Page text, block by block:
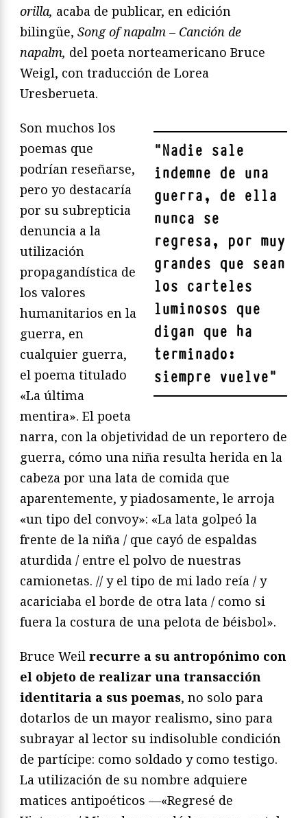
orilla, acaba de publicar, en edición
bilingüe, Song of napalm – Canción de
napalm, del poeta norteamericano Bruce
Weigl, con traducción de Lorea
Uresberueta.
"Nadie sale
indemne de una
guerra, de ella
nunca se
regresa, por muy
grandes que sean
los carteles
luminosos que
digan que ha
terminado:
siempre vuelve"
Son muchos los
poemas que
podrían reseñarse,
pero yo destacaría
por su subrepticia
denuncia a la
utilización
propagandística de
los valores
humanitarios en la
guerra, en
cualquier guerra,
el poema titulado
«La última
mentira». El poeta
narra, con la objetividad de un reportero de
guerra, cómo una niña resulta herida en la
cabeza por una lata de comida que
aparentemente, y piadosamente, le arroja
«un tipo del convoy»: «La lata golpeó la
frente de la niña / que cayó de espaldas
aturdida / entre el polvo de nuestras
camionetas. // y el tipo de mi lado reía / y
acariciaba el borde de otra lata / como si
fuera la costura de una pelota de béisbol».
Bruce Weil recurre a su antropónimo con
el objeto de realizar una transacción
identitaria a sus poemas, no solo para
dotarlos de un mayor realismo, sino para
subrayar al lector su indisoluble condición
de partícipe: como soldado y como testigo.
La utilización de su nombre adquiere
matices antipoéticos —«Regresé de